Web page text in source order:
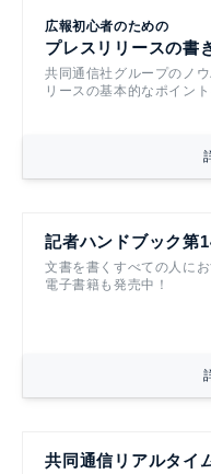
広報初心者のための
プレスリリースの書
共同通信社グループのノ
リースの基本的なポイント
記者ハンドブック第
文書を書くすべての人にお
電子書籍も発売中！
共同通信リアルタイ